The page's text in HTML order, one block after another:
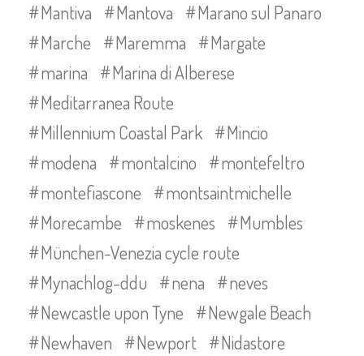
Mantiva
Mantova
Marano sul Panaro
Marche
Maremma
Margate
marina
Marina di Alberese
Meditarranea Route
Millennium Coastal Park
Mincio
modena
montalcino
montefeltro
montefiascone
montsaintmichelle
Morecambe
moskenes
Mumbles
München-Venezia cycle route
Mynachlog-ddu
nena
neves
Newcastle upon Tyne
Newgale Beach
Newhaven
Newport
Nidastore